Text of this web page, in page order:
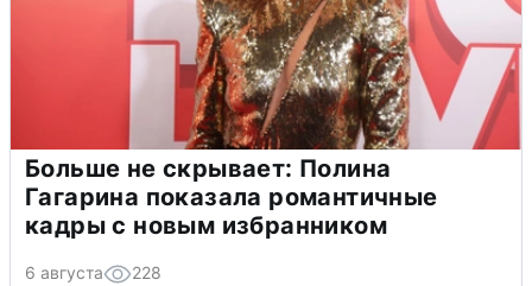
Больше не скрывает: Полина
Гагарина показала романтичные
кадры с новым избранником
6 августа 228